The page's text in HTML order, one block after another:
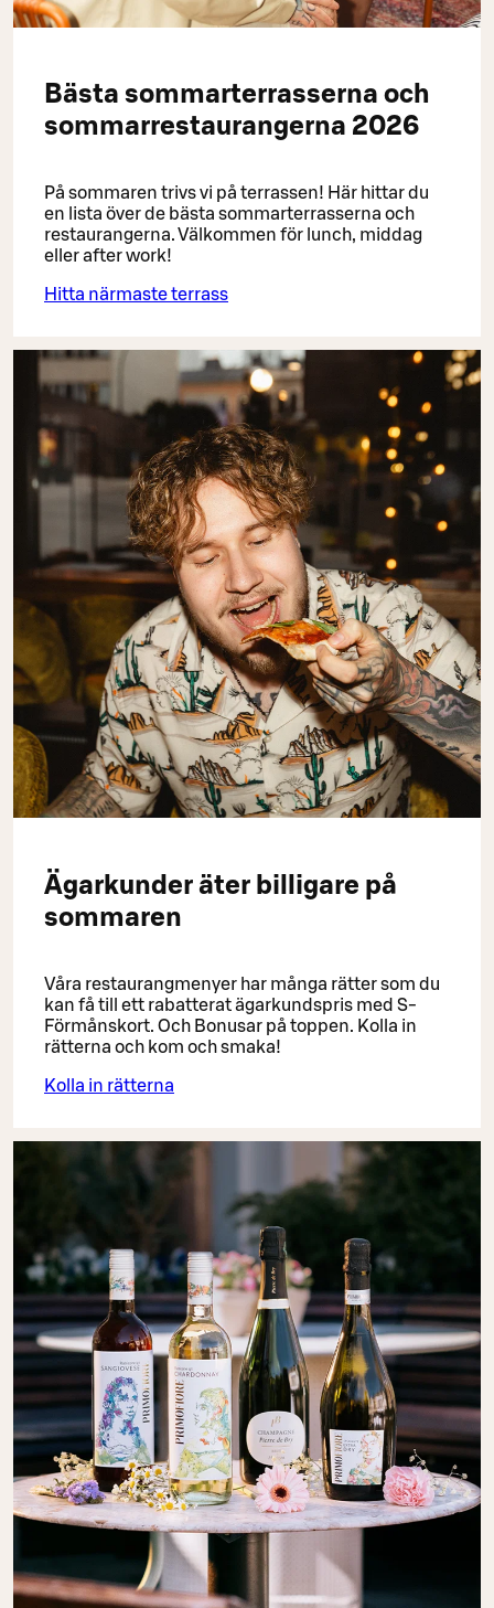
Bästa sommarterrasserna och
sommarrestaurangerna 2026
På sommaren trivs vi på terrassen! Här hittar du
en lista över de bästa sommarterrasserna och
restaurangerna. Välkommen för lunch, middag
eller after work!
Hitta närmaste terrass
Ägarkunder äter billigare på
sommaren
Våra restaurangmenyer har många rätter som du
kan få till ett rabatterat ägarkundspris med S-
Förmånskort. Och Bonusar på toppen. Kolla in
rätterna och kom och smaka!
Kolla in rätterna